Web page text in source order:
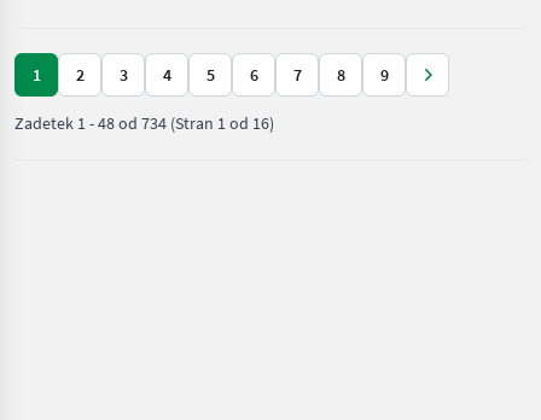
1 2 3 4 5 6 7 8 9
Zadetek 1-48od 734 (Stran 1 od 16)